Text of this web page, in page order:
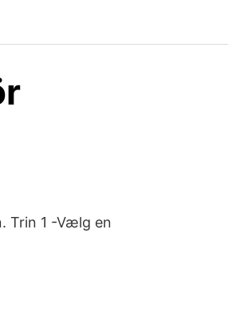
Trin 1 -Vælg en